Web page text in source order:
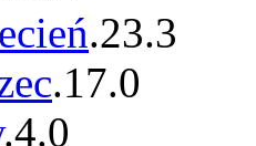
.23.3
.17.0
.4.0